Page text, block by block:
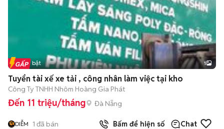
Tin nổi bật 1
Tuyển tài xế xe tải , công nhân làm việc tại kho
Công Ty TNHH Nhôm Hoàng Gia Phát
Đến 11 triệu/tháng Đà Nẵng
DIỄM 1 đã bán Bấm để hiện số Chat